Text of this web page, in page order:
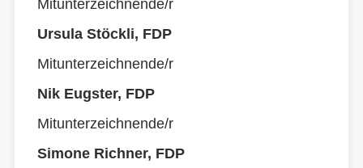
Mitunterzeichnende/r
Ursula Stöckli, FDP
Mitunterzeichnende/r
Nik Eugster, FDP
Mitunterzeichnende/r
Simone Richner, FDP